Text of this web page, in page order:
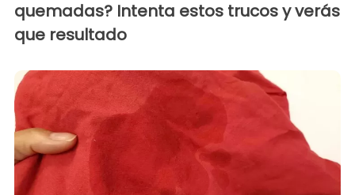
quemadas? Intenta estos trucos y verás
que resultado